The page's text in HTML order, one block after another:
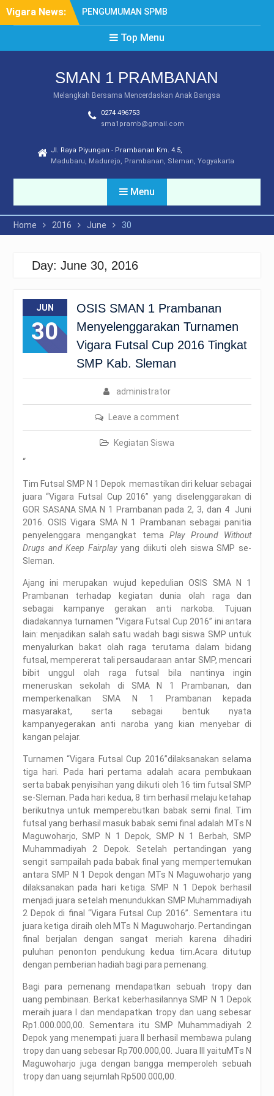
Vigara News:
PENGUMUMAN SPMB
TAHUN 2026
SYARAT DAN MEKANISME
LEGALISIR
TAHUN 2025
PEMBATASAN
PENGGUNAAN GAWAI
Top Menu
SMAN 1 PRAMBANAN
Melangkah Bersama Mencerdaskan Anak Bangsa
0274 496753
sma1pramb@gmail.com
Jl. Raya Piyungan - Prambanan Km. 4.5,
Madubaru, Madurejo, Prambanan, Sleman, Yogyakarta
Menu
Home 2016 June 30
Day: June 30, 2016
JUN
30
OSIS SMAN 1 Prambanan
Menyelenggarakan Turnamen
Vigara Futsal Cup 2016 Tingkat
SMP Kab. Sleman
administrator
Leave a comment
Kegiatan Siswa
“
Tim Futsal SMP N 1 Depok memastikan diri keluar sebagai
juara “Vigara Futsal Cup 2016” yang diselenggarakan di
GOR SASANA SMA N 1 Prambanan pada 2, 3, dan 4 Juni
2016. OSIS Vigara SMA N 1 Prambanan sebagai panitia
penyelenggara mengangkat temaPlay Pround Without
Drugs and Keep Fairplayyang diikuti oleh siswa SMP se-
Sleman.
Ajang ini merupakan wujud kepedulian OSIS SMA N 1
Prambanan terhadap kegiatan dunia olah raga dan
sebagai kampanye gerakan anti narkoba. Tujuan
diadakannya turnamen “Vigara Futsal Cup 2016” ini antara
lain: menjadikan salah satu wadah bagi siswa SMP untuk
menyalurkan bakat olah raga terutama dalam bidang
futsal, mempererat tali persaudaraan antar SMP, mencari
bibit unggul olah raga futsal bila nantinya ingin
meneruskan sekolah di SMA N 1 Prambanan, dan
memperkenalkan SMA N 1 Prambanan kepada
masyarakat, serta sebagai bentuk nyata
kampanyegerakan anti naroba yang kian menyebar di
kangan pelajar.
Turnamen “Vigara Futsal Cup 2016”dilaksanakan selama
tiga hari. Pada hari pertama adalah acara pembukaan
serta babak penyisihan yang diikuti oleh 16 tim futsal SMP
se-Sleman. Pada hari kedua, 8 tim berhasil melaju ketahap
berikutnya untuk memperebutkan babak semi final. Tim
futsal yang berhasil masuk babak semi final adalah MTs N
Maguwoharjo, SMP N 1 Depok, SMP N 1 Berbah, SMP
Muhammadiyah 2 Depok. Setelah pertandingan yang
sengit sampailah pada babak final yang mempertemukan
antara SMP N 1 Depok dengan MTs N Maguwoharjo yang
dilaksanakan pada hari ketiga. SMP N 1 Depok berhasil
menjadi juara setelah menundukkan SMP Muhammadiyah
2 Depok di final “Vigara Futsal Cup 2016”. Sementara itu
juara ketiga diraih oleh MTs N Maguwoharjo. Pertandingan
final berjalan dengan sangat meriah karena dihadiri
puluhan penonton pendukung kedua tim.Acara ditutup
dengan pemberian hadiah bagi para pemenang.
Bagi para pemenang mendapatkan sebuah tropy dan
uang pembinaan. Berkat keberhasilannya SMP N 1 Depok
meraih juara I dan mendapatkan tropy dan uang sebesar
Rp1.000.000,00. Sementara itu SMP Muhammadiyah 2
Depok yang menempati juara II berhasil membawa pulang
tropy dan uang sebesar Rp700.000,00. Juara III yaituMTs N
Maguwoharjo juga dengan bangga memperoleh sebuah
tropy dan uang sejumlah Rp500.000,00.